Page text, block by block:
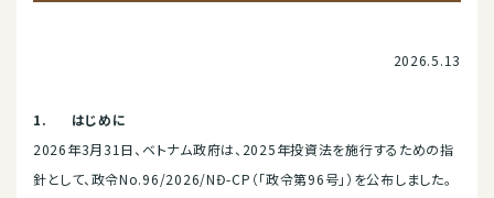
2026.5.13
1. はじめに
2026年3月31日、ベトナム政府は、2025年投資法を施行するための指
針として、政令No.96/2026/NĐ-CP（「政令第96号」）を公布しました。